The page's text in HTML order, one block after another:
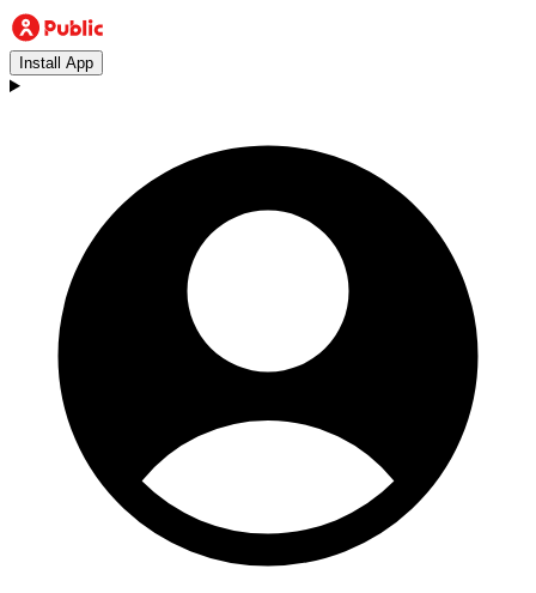
Install App